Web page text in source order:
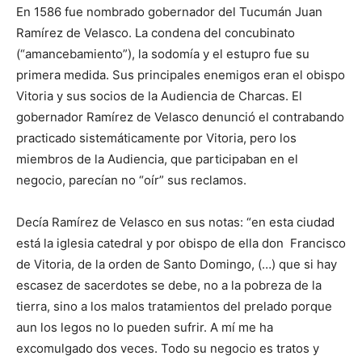
En 1586 fue nombrado gobernador del Tucumán Juan
Ramírez de Velasco. La condena del concubinato
(“amancebamiento”), la sodomía y el estupro fue su
primera medida. Sus principales enemigos eran el obispo
Vitoria y sus socios de la Audiencia de Charcas. El
gobernador Ramírez de Velasco denunció el contrabando
practicado sistemáticamente por Vitoria, pero los
miembros de la Audiencia, que participaban en el
negocio, parecían no “oír” sus reclamos.
Decía Ramírez de Velasco en sus notas: “en esta ciudad
está la iglesia catedral y por obispo de ella don Francisco
de Vitoria, de la orden de Santo Domingo, (…) que si hay
escasez de sacerdotes se debe, no a la pobreza de la
tierra, sino a los malos tratamientos del prelado porque
aun los legos no lo pueden sufrir. A mí me ha
excomulgado dos veces. Todo su negocio es tratos y